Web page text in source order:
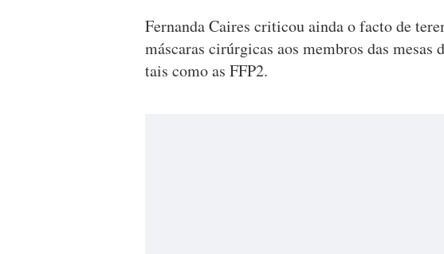
Fernanda Caires criticou ainda o facto de
máscaras cirúrgicas aos membros das mesas
tais como as FFP2.